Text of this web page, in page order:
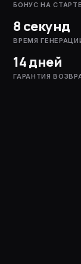
БОНУС НА СТАРТЕ
8 секунд
ВРЕМЯ
14 дней
ГАРАНТИЯ